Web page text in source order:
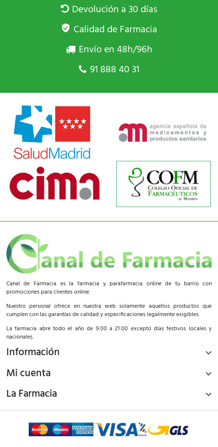
Devolución a 30 días
Calidad de Farmacia
Envío en 48h/96h
91 888 40 31
Canal de Farmacia es la farmacia y parafarmacia online de tu barrio con
promociones para clientes online.
Nuestro personal ofrece en nuestra web solamente aquellos productos que
cumplen con las garantías de calidad y especificaciones legalmente exigibles.
La farmacia abre todo el año de 9:00 a 21:00 excepto días festivos locales y
nacionales.
Información
Mi cuenta
La Farmacia